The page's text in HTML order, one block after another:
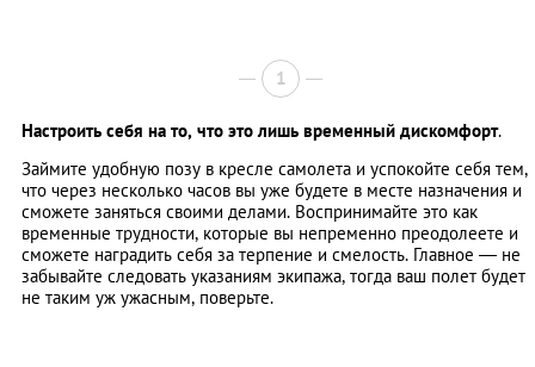
1
Настроить себя на то, что это лишь временный дискомфорт.
Займите удобную позу в кресле самолета и успокойте себя тем,
что через несколько часов вы уже будете в месте назначения и
сможете заняться своими делами. Воспринимайте это как
временные трудности, которые вы непременно преодолеете и
сможете наградить себя за терпение и смелость. Главное — не
забывайте следовать указаниям экипажа, тогда ваш полет будет
не таким уж ужасным, поверьте.